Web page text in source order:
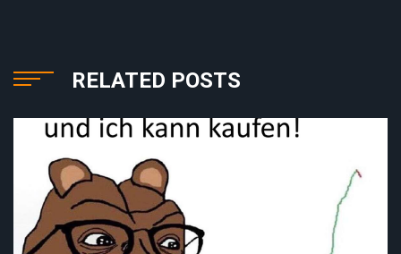
RELATED POSTS